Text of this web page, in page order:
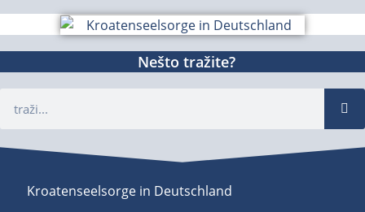
Nešto tražite?
Kroatenseelsorge in Deutschland